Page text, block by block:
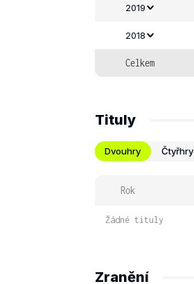
2019
2018
Celkem
Tituly
Dvouhry Čtyřhry
Rok
Žádné tituly
Zranění